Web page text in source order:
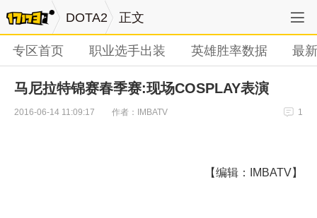
DOTA2 正文
专区首页 职业选手出装 英雄胜率数据 最
马尼拉特锦赛春季赛:现场COSPLAY表演
2016-06-14 11:09:17 作者：IMBATV 1
【编辑：IMBATV】